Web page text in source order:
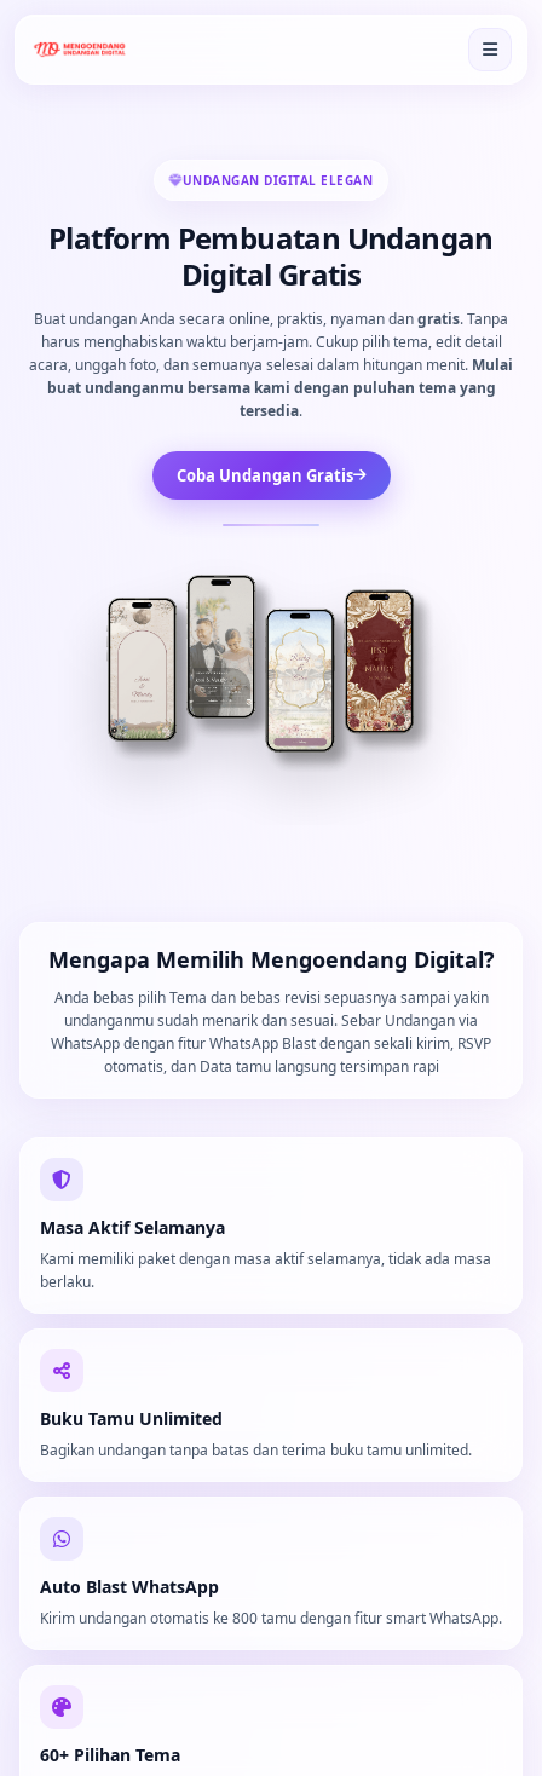
UNDANGAN DIGITAL ELEGAN
Platform Pembuatan Undangan
Digital Gratis
Buat undangan Anda secara online, praktis, nyaman dangratis. Tanpa
harus menghabiskan waktu berjam-jam. Cukup pilih tema, edit detail
acara, unggah foto, dan semuanya selesai dalam hitungan menit. Mulai
buat undanganmu bersama kami dengan puluhan tema yang
tersedia.
Coba Undangan Gratis
Mengapa Memilih Mengoendang Digital?
Anda bebas pilih Tema dan bebas revisi sepuasnya sampai yakin
undanganmu sudah menarik dan sesuai. Sebar Undangan via
WhatsApp dengan fitur WhatsApp Blast dengan sekali kirim, RSVP
otomatis, dan Data tamu langsung tersimpan rapi
Masa Aktif Selamanya
Kami memiliki paket dengan masa aktif selamanya, tidak ada masa
berlaku.
Buku Tamu Unlimited
Bagikan undangan tanpa batas dan terima buku tamu unlimited.
Auto Blast WhatsApp
Kirim undangan otomatis ke 800 tamu dengan fitur smart WhatsApp.
60+ Pilihan Tema